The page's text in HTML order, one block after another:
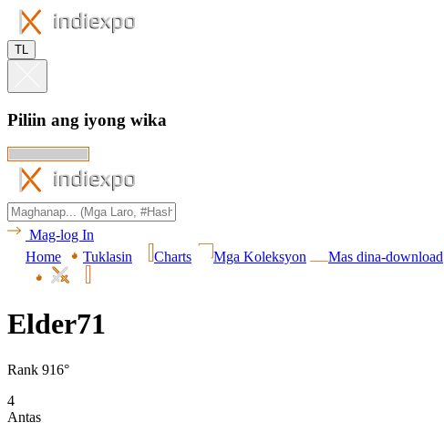
TL
Piliin ang iyong wika
Mag-log In
Home
Tuklasin Charts Mga Koleksyon Mas dina-download
Elder71
Rank 916°
4
Antas